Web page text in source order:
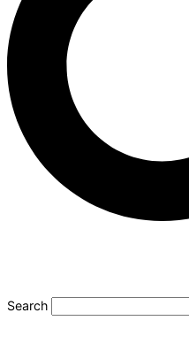
Search